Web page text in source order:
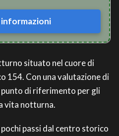
situato nel cuore di
154. Con una valutazione di
punto di riferimento per gli
vita notturna.
passi dal centro storico